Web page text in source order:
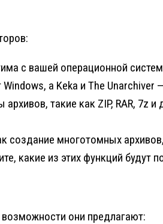
с вашей операционной
а Keka и The Unarchiver
такие как ZIP, RAR, 7z и
многотомных
какие из этих функций будут
они предлагают: